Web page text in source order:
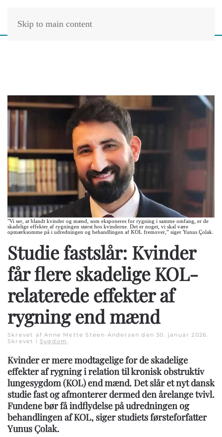
Skip to main content
"Vi ser, at blandt kvinder og mænd, som eksponeres for rygning i samme omfang, er de
skadelige effekter af rygningen størst hos kvinderne. Det er noget, vi skal være
opmærksomme på i udredningen og behandlingen af KOL fremover,” siger Yunus Çolak.
Studie fastslår: Kvinder
får flere skadelige KOL-
relaterede effekter af
rygning end mænd
Skrevet af Anne Mette Steen-Andersen den30. januar 2026
Skrevet i Sygdom
Kvinder er mere modtagelige for de skadelige
effekter af rygning i relation til kronisk obstruktiv
lungesygdom (KOL) end mænd. Det slår et nyt dansk
studie fast og afmonterer dermed den årelange tvivl.
Fundene bør få indflydelse på udredningen og
behandlingen af KOL, siger studiets førsteforfatter
Yunus Çolak.